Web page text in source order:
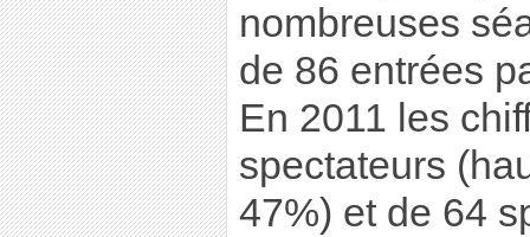
nombreuses
de 86 entrées
En 2011 les
spectateurs
47%) et de 64